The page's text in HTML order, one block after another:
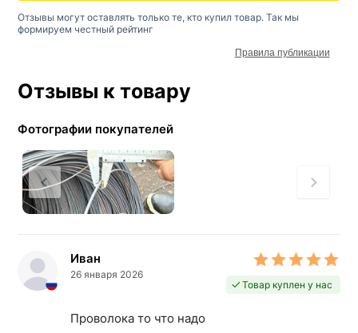
Отзывы к товару
Фотографии покупателей
Иван
26 января 2026
Товар куплен у нас
Проволока то что надо
Отзывы могут оставлять только те, кто купил товар. Так мы
формируем честный рейтинг
Правила публикации